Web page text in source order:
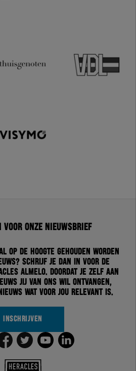
onze nieuwsbrief
de hoogte gehouden worden
Schrijf je dan in voor de
Almelo. Doordat je zelf aan
jij van ons wil ontvangen,
wat voor jou relevant is.
INSCHRIJVEN